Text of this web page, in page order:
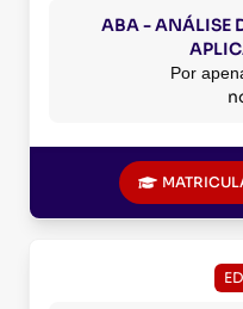
ABA - ANÁLISE
Por